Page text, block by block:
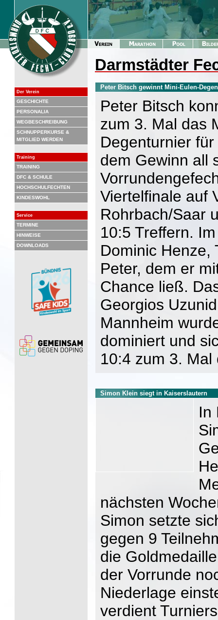
Der Verein
GESCHICHTE
PERSONALIA
WEGBESCHREIBUNG
SCHNUPPERKURSE &
MITGLIED WERDEN
Training
TRAINING
DFC & SCHULE
HOCHSCHULFECHTEN
KINDESWOHL
Service
TERMINE
HINWEISE
DOWNLOADS
Darmstädter
Peter Bitsch gewinnt Mini-Eulen-
Peter Bitsch
zum 3. Mal das
Degenturnier
dem Gewinn all
Viertelfinale auf
Rohrbach/Saar
10:5 Treffern.
Dominic Henze,
Peter, dem er
Chance ließ.
Georgios
Mannheim
dominiert und
10:4 zum 3.
Simon Klein siegt in Kaiserslautern
In
nächsten
Simon setzte
gegen 9
die
der Vorrunde
Niederlage
verdient